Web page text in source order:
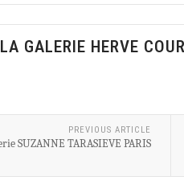
GALERIE HERVE
PREVIOUS ARTICLE
SUZANNE TARASIEVE PARIS